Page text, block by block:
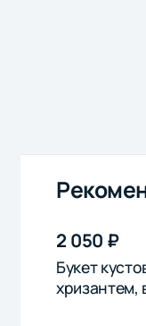
2 050 ₽
Букет
хризантем,